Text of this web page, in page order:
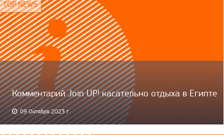
Комментарий Join UP! касательно отдыха в Египте
09 Октября 2023 г.